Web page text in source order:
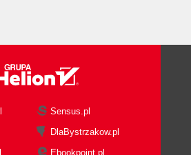
Sensus.pl
DlaBystrzakow.pl
Ebookpoint.pl